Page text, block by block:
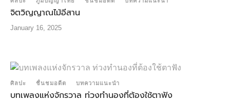
จิตวิญญาณไม้อีสาน
January 16, 2025
ศิลปะ ชื่นชมอดีต บทความแนะนำ
บทเพลงแห่งจักรวาล ท่วงทำนองที่ต้องใช้ตาฟัง